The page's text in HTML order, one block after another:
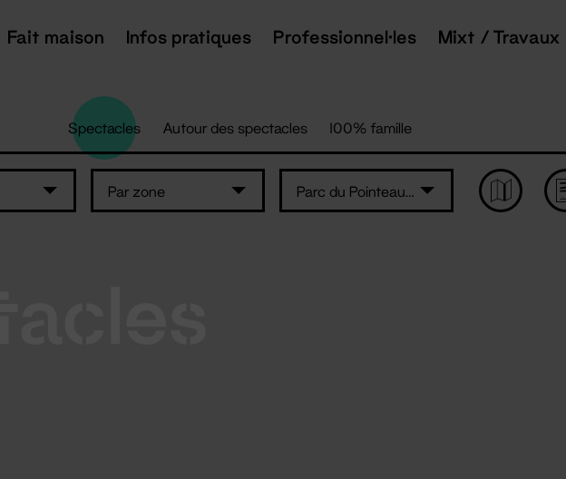
Fait maison Infos pratiques Professionnel·les Mixt / Travaux
Spectacles Autour des spectacles 100% famille
Par zone Parc du Pointeau - Saint-Brévin-les-Pins